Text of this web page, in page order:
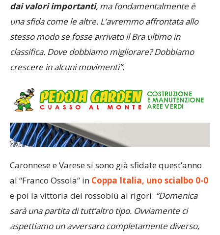
dai valori importanti, ma fondamentalmente è
una sfida come le altre. L’avremmo affrontata allo
stesso modo se fosse arrivato il Bra ultimo in
classifica. Dove dobbiamo migliorare? Dobbiamo
crescere in alcuni movimenti”.
Caronnese e Varese si sono già sfidate quest’anno
al “Franco Ossola” in Coppa Italia, uno scialbo 0-0
e poi la vittoria dei rossoblù ai rigori: “Domenica
sarà una partita di tutt’altro tipo. Ovviamente ci
aspettiamo un avversaro completamente diverso,